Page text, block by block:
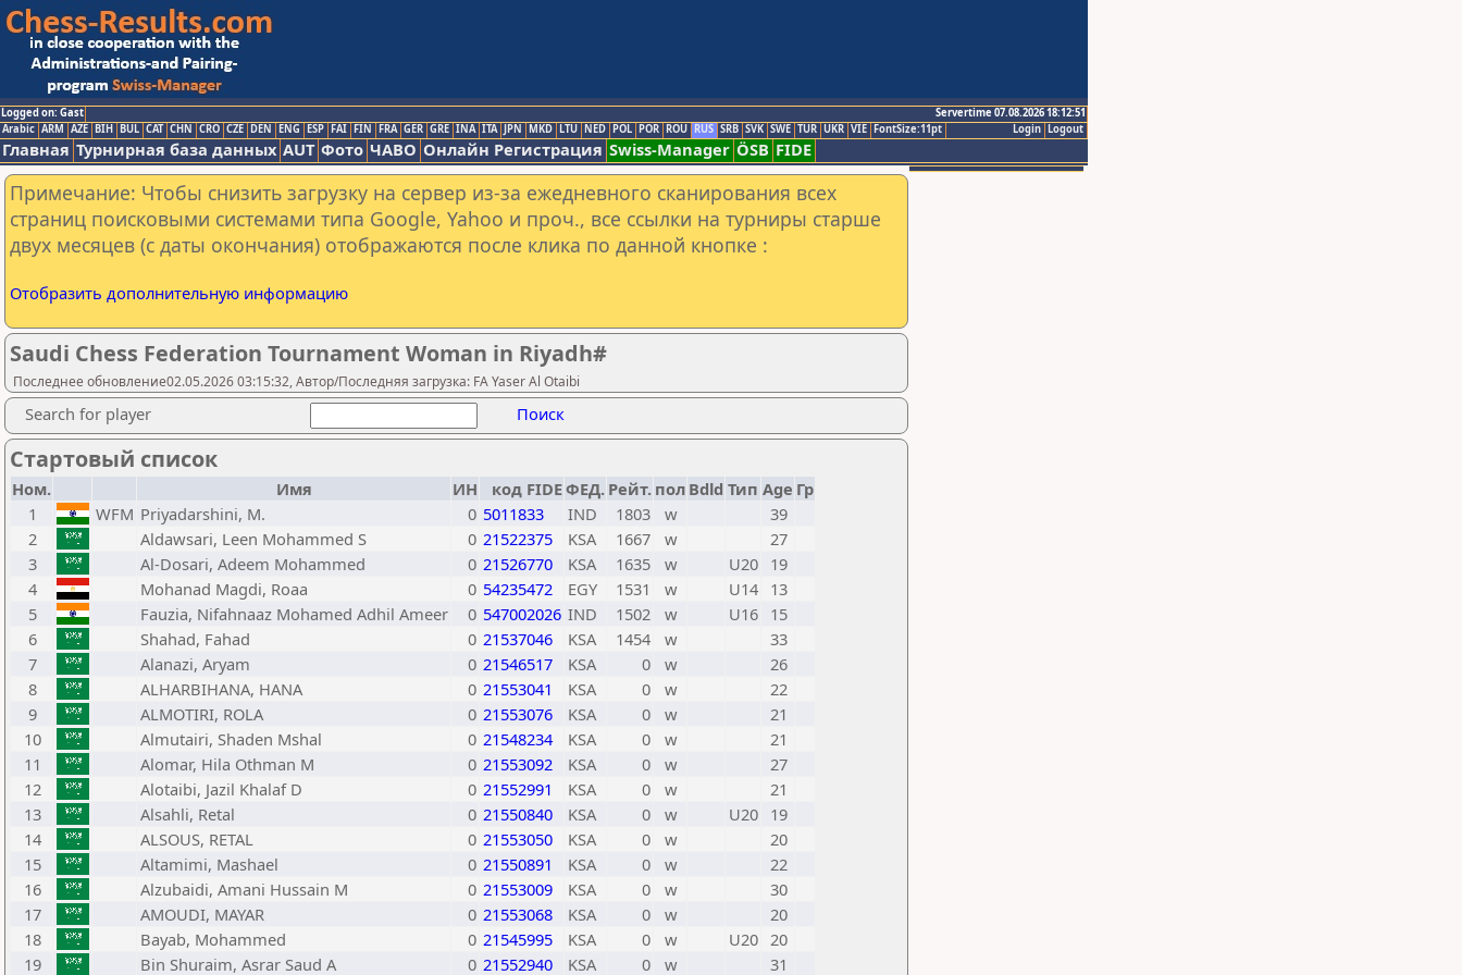
Logged on: Gast
Servertime 07.08.2026 18:12:51
Logout
Login
Arabic ARM AZE BIH BUL CAT CHN CRO CZE DEN ENG ESP FAI FIN FRA GER GRE INA ITA JPN MKD LTU NED POL POR ROU RUS SRB SVK SWE TUR UKR VIE FontSize:11pt
Главная Турнирная база данных AUT Фото ЧАВО Онлайн Регистрация Swiss-Manager ÖSB FIDE
Примечание: Чтобы снизить загрузку на сервер из-за ежедневного сканирования всех
страниц поисковыми системами типа Google, Yahoo и проч., все ссылки на турниры старше
двух месяцев (с даты окончания) отображаются после клика по данной кнопке :
Отобразить дополнительную информацию
Saudi Chess Federation Tournament Woman in Riyadh#
Последнее обновление02.05.2026 03:15:32, Автор/Последняя загрузка: FA Yaser Al Otaibi
Search for player Поиск
Стартовый список
Ном. Имя ИН код FIDEФЕД. Рейт. пол Bdld Тип Age Гр
1
WFM Priyadarshini, M. 0 5011833 IND 1803 w
39
2
Aldawsari, Leen Mohammed S 0 21522375 KSA 1667 w
27
3
Al-Dosari, Adeem Mohammed 0 21526770 KSA 1635 w U20 19
4
Mohanad Magdi, Roaa 0 54235472 EGY 1531 w U14 13
5
Fauzia, Nifahnaaz Mohamed Adhil Ameer 0 547002026 IND 1502 w U16 15
6
Shahad, Fahad 0 21537046 KSA 1454 w
33
7
Alanazi, Aryam 0 21546517 KSA 0 w
26
8
ALHARBIHANA, HANA 0 21553041 KSA 0 w
22
9
ALMOTIRI, ROLA 0 21553076 KSA 0 w
21
10
Almutairi, Shaden Mshal 0 21548234 KSA 0 w
21
11
Alomar, Hila Othman M 0 21553092 KSA 0 w
27
12
Alotaibi, Jazil Khalaf D 0 21552991 KSA 0 w
21
13
Alsahli, Retal 0 21550840 KSA 0 w U20 19
14
ALSOUS, RETAL 0 21553050 KSA 0 w
20
15
Altamimi, Mashael 0 21550891 KSA 0 w
22
16
Alzubaidi, Amani Hussain M 0 21553009 KSA 0 w
30
17
AMOUDI, MAYAR 0 21553068 KSA 0 w
20
18
Bayab, Mohammed 0 21545995 KSA 0 w U20 20
19
Bin Shuraim, Asrar Saud A 0 21552940 KSA 0 w 31